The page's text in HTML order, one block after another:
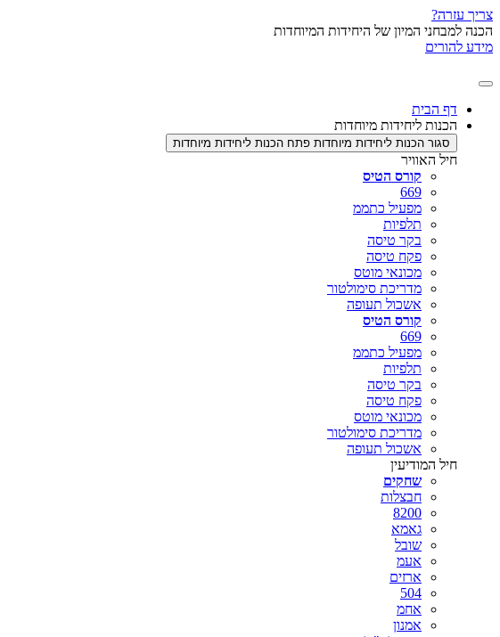
צריך עזרה?
הכנה למבחני המיון של היחידות המיוחדות
מידע להורים
דף הבית
הכנות ליחידות מיוחדות
סגור הכנות ליחידות מיוחדות פתח הכנות ליחידות מיוחדות
חיל האוויר
קורס הטיס
669
מפעיל כתממ
תלפיות
בקר טיסה
פקח טיסה
מכונאי מוטס
מדריכת סימולטור
אשכול תעופה
קורס הטיס
669
מפעיל כתממ
תלפיות
בקר טיסה
פקח טיסה
מכונאי מוטס
מדריכת סימולטור
אשכול תעופה
חיל המודיעין
שחקים
חבצלות
8200
גאמא
שובל
אעמ
ארזים
504
אחמ
אמנון